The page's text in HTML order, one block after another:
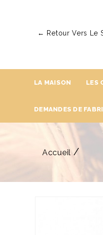
← Retour Vers Le
LA MAISON LES
DEMANDES DE
Accueil